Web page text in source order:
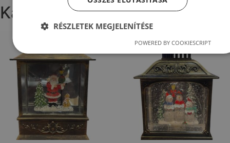
Kapcsolódó termékek
RÉSZLETEK MEGJELENÍTÉSE
POWERED BY COOKIESCRIPT